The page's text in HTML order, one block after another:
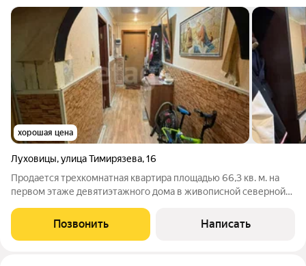
хорошая цена
Луховицы,улица Тимирязева,16
Продается трехкомнатная квартира площадью 66,3 кв. м. на
первом этаже девятиэтажного дома в живописной северной
просторные комнаты создают атмосферу уюта и тепла. Кухня
площадью 10 кв. м. станет
Позвонить Написать